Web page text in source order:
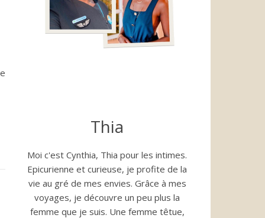
Thia
Moi c'est Cynthia, Thia pour les intimes.
Epicurienne et curieuse, je profite de la
vie au gré de mes envies. Grâce à mes
voyages, je découvre un peu plus la
femme que je suis. Une femme têtue,